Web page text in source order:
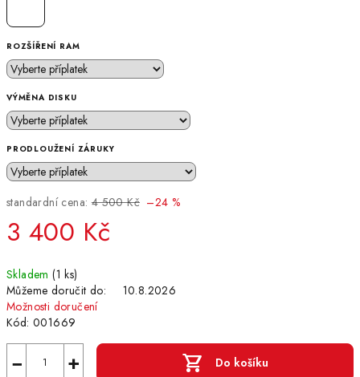
ROZŠÍŘENÍ RAM
VÝMĚNA DISKU
PRODLOUŽENÍ ZÁRUKY
standardní cena: 4 500 Kč –24 %
3 400 Kč
cena:
Skladem(1 ks)
Můžeme doručit do:
10.8.2026
Možnosti doručení
Kód: 001669
+
− Do košíku